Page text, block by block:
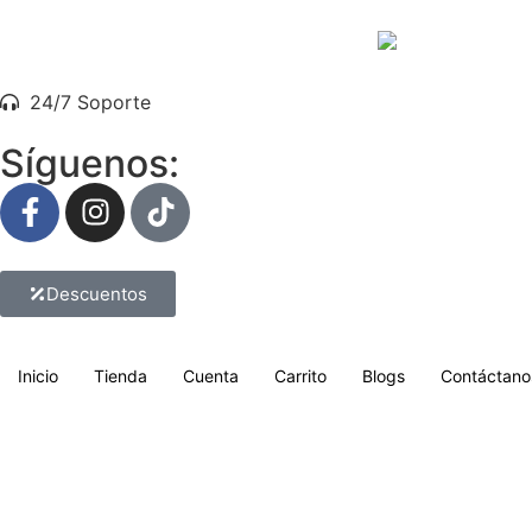
24/7 Soporte
Síguenos:
Descuentos
Inicio Tienda Cuenta Carrito Blogs